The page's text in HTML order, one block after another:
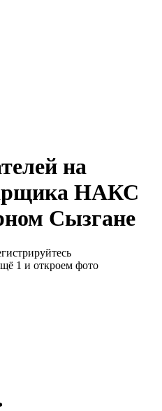
на
НАКС
Сызгане
1 и откроем фото